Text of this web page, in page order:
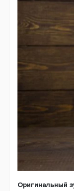
Оригинальный